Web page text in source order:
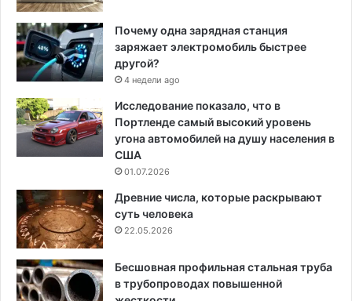
Почему одна зарядная станция
заряжает электромобиль быстрее
другой?
4 недели ago
Исследование показало, что в
Портленде самый высокий уровень
угона автомобилей на душу населения в
США
01.07.2026
Древние числа, которые раскрывают
суть человека
22.05.2026
Бесшовная профильная стальная труба
в трубопроводах повышенной